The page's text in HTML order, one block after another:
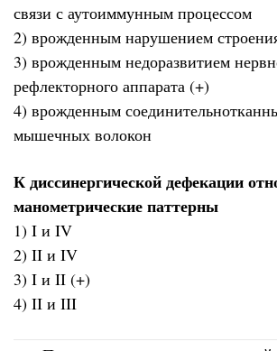
связи с аутоиммунным процессом
2) врожденным нарушением
3) врожденным недоразвитием
рефлекторного аппарата (+)
4) врожденным
мышечных волокон
К диссинергической дефекации
манометрические паттерны
1) I и IV
2) II и IV
3) I и II (+)
4) II и III